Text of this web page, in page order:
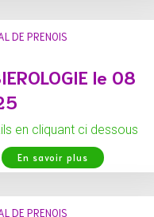
DE PRENOIS
le 08
en cliquant ci dessous
En savoir plus
DE PRENOIS